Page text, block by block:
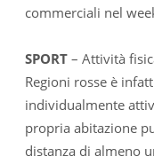
commerciali nel
SPORT– Attività
Regioni rosse è
individualmente
propria abitazione
distanza di almeno